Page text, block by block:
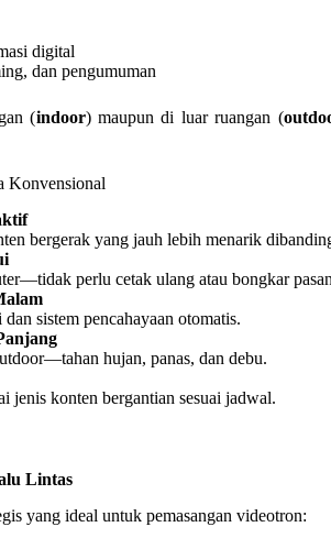
digital
dan pengumuman
(indoor) maupun di luar ruangan (
Konvensional
bergerak yang jauh lebih menarik
perlu cetak ulang atau bongkar
sistem pencahayaan otomatis.
hujan, panas, dan debu.
jenis konten bergantian sesuai jadwal.
Lintas
yang ideal untuk pemasangan videotron: